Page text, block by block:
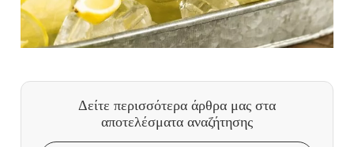
Δείτε περισσότερα άρθρα μας στα
αποτελέσματα αναζήτησης